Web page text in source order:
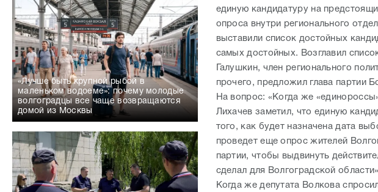
«Лучше быть крупной рыбой в
маленьком водоеме»: почему молодые
волгоградцы все чаще возвращаются
домой из Москвы
единую кандидатуру на
опроса внутри регионального
выставили список достойных
самых достойных. Возглавил
Галушкин, член регионального
прочего, предложил глава партии
На вопрос: «Когда же
Лихачев заметил, что единую
того, как будет назначена дата
проведет еще опрос жителей
партии, чтобы выдвинуть
сделал для Волгоградской
Когда же депутата Волкова